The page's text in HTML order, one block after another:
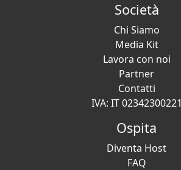
Società
Chi Siamo
Media Kit
Lavora con noi
Partner
Contatti
IVA: IT 02342300221
Ospita
Diventa Host
FAQ